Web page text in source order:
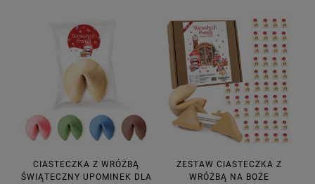
CIASTECZKA Z WRÓŻBĄ
ŚWIĄTECZNY UPOMINEK DLA
ZESTAW CIASTECZKA Z
WRÓŻBĄ NA BOŻE